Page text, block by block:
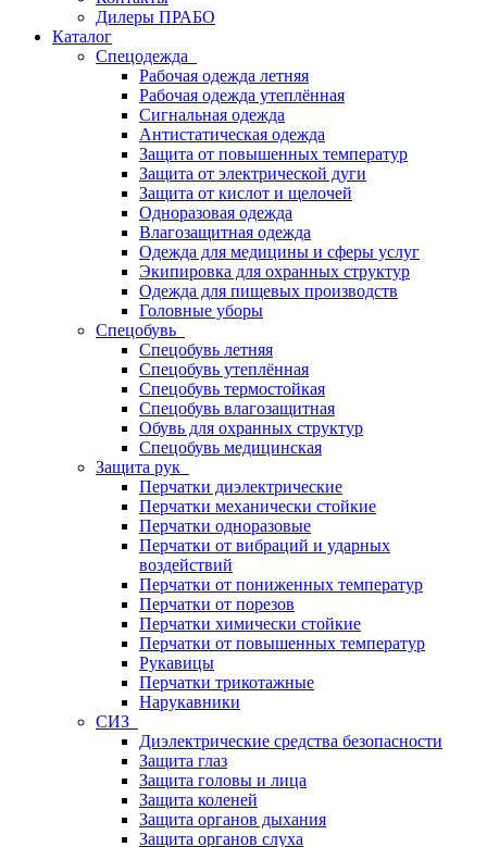
Дилеры ПРАБО
Каталог
Спецодежда
Рабочая одежда летняя
Рабочая одежда утеплённая
Сигнальная одежда
Антистатическая одежда
Защита от повышенных температур
Защита от электрической дуги
Защита от кислот и щелочей
Одноразовая одежда
Влагозащитная одежда
Одежда для медицины и сферы услуг
Экипировка для охранных структур
Одежда для пищевых производств
Головные уборы
Спецобувь
Спецобувь летняя
Спецобувь утеплённая
Спецобувь термостойкая
Спецобувь влагозащитная
Обувь для охранных структур
Спецобувь медицинская
Защита рук
Перчатки диэлектрические
Перчатки механически стойкие
Перчатки одноразовые
Перчатки от вибраций и ударных
воздействий
Перчатки от пониженных температур
Перчатки от порезов
Перчатки химически стойкие
Перчатки от повышенных температур
Рукавицы
Перчатки трикотажные
Нарукавники
СИЗ
Диэлектрические средства безопасности
Защита глаз
Защита головы и лица
Защита коленей
Защита органов дыхания
Защита органов слуха